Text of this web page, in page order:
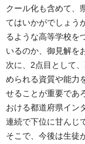
クール化も含めて、
てはいかがでしょう
るような高等学校を
いるのか、御見解を
次に、2点目として
められる資質や能力
せることが重要であ
おける都道府県イン
連続で下位に甘んじ
そこで、今後は生徒